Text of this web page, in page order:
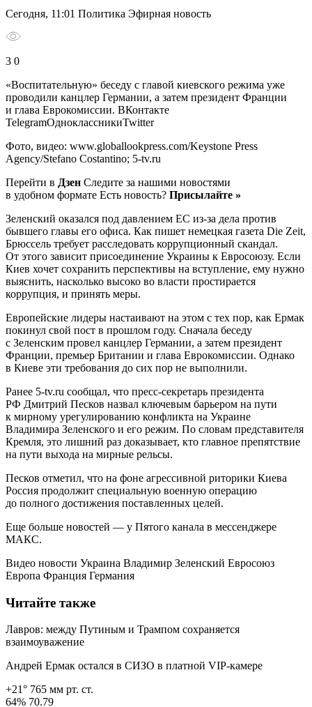
Сегодня, 11:01 Политика Эфирная новость
3 0
«Воспитательную» беседу с главой киевского режима уже
проводили канцлер Германии, а затем президент Франции
и глава Еврокомиссии. ВКонтакте
TelegramОдноклассникиTwitter
Фото, видео: www.globallookpress.com/Keystone Press
Agency/Stefano Costantino; 5-tv.ru
Перейти в Дзен Следите за нашими новостями
в удобном формате Есть новость? Присылайте »
Зеленский оказался под давлением ЕС из-за дела против
бывшего главы его офиса. Как пишет немецкая газета Die Zeit,
Брюссель требует расследовать коррупционный скандал.
От этого зависит присоединение Украины к Евросоюзу. Если
Киев хочет сохранить перспективы на вступление, ему нужно
выяснить, насколько высоко во власти простирается
коррупция, и принять меры.
Европейские лидеры настаивают на этом с тех пор, как Ермак
покинул свой пост в прошлом году. Сначала беседу
с Зеленским провел канцлер Германии, а затем президент
Франции, премьер Британии и глава Еврокомиссии. Однако
в Киеве эти требования до сих пор не выполнили.
Ранее 5-tv.ru сообщал, что пресс-секретарь президента
РФ Дмитрий Песков назвал ключевым барьером на пути
к мирному урегулированию конфликта на Украине
Владимира Зеленского и его режим. По словам представителя
Кремля, это лишний раз доказывает, кто главное препятствие
на пути выхода на мирные рельсы.
Песков отметил, что на фоне агрессивной риторики Киева
Россия продолжит специальную военную операцию
до полного достижения поставленных целей.
Еще больше новостей — у Пятого канала в мессенджере
МАКС.
Видео новости Украина Владимир Зеленский Евросоюз
Европа Франция Германия
Читайте также
Лавров: между Путиным и Трампом сохраняется
взаимоуважение
Андрей Ермак остался в СИЗО в платной VIP-камере
+21° 765 мм рт. ст.
64% 70.79